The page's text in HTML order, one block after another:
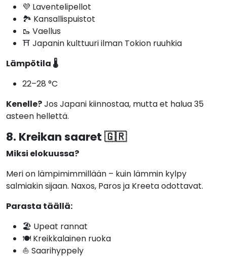
💜 Laventelipellot
🏞️ Kansallispuistot
🥾 Vaellus
⛩️ Japanin kulttuuri ilman Tokion ruuhkia
Lämpötila 🌡️
22–28 °C
Kenelle?Jos Japani kiinnostaa, mutta et halua 35
asteen hellettä.
8. Kreikan saaret 🇬🇷
Miksi elokuussa?
Meri on lämpimimmillään – kuin lämmin kylpy
salmiakin sijaan. Naxos, Paros ja Kreeta odottavat.
Parasta täällä:
🏖️ Upeat rannat
🍽️ Kreikkalainen ruoka
⛵ Saarihyppely